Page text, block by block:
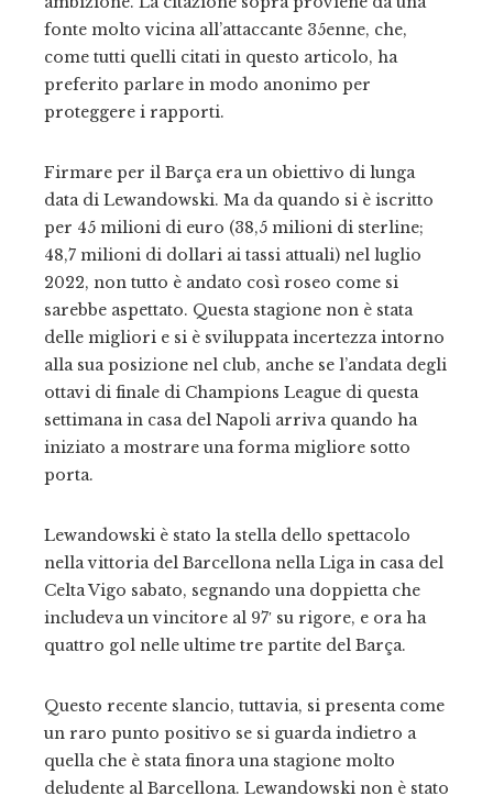
fonte molto vicina all’attaccante 35enne, che,
come tutti quelli citati in questo articolo, ha
preferito parlare in modo anonimo per
proteggere i rapporti.
Firmare per il Barça era un obiettivo di lunga
data di Lewandowski. Ma da quando si è iscritto
per 45 milioni di euro (38,5 milioni di sterline;
48,7 milioni di dollari ai tassi attuali) nel luglio
2022, non tutto è andato così roseo come si
sarebbe aspettato. Questa stagione non è stata
delle migliori e si è sviluppata incertezza intorno
alla sua posizione nel club, anche se l’andata degli
ottavi di finale di Champions League di questa
settimana in casa del Napoli arriva quando ha
iniziato a mostrare una forma migliore sotto
porta.
Lewandowski è stato la stella dello spettacolo
nella vittoria del Barcellona nella Liga in casa del
Celta Vigo sabato, segnando una doppietta che
includeva un vincitore al 97′ su rigore, e ora ha
quattro gol nelle ultime tre partite del Barça.
Questo recente slancio, tuttavia, si presenta come
un raro punto positivo se si guarda indietro a
quella che è stata finora una stagione molto
deludente al Barcellona. Lewandowski non è stato